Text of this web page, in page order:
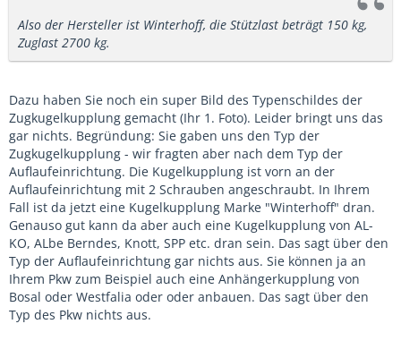
Also der Hersteller ist Winterhoff, die Stützlast beträgt 150 kg,
Zuglast 2700 kg.
Dazu haben Sie noch ein super Bild des Typenschildes der
Zugkugelkupplung gemacht (Ihr 1. Foto). Leider bringt uns das
gar nichts. Begründung: Sie gaben uns den Typ der
Zugkugelkupplung - wir fragten aber nach dem Typ der
Auflaufeinrichtung. Die Kugelkupplung ist vorn an der
Auflaufeinrichtung mit 2 Schrauben angeschraubt. In Ihrem
Fall ist da jetzt eine Kugelkupplung Marke "Winterhoff" dran.
Genauso gut kann da aber auch eine Kugelkupplung von AL-
KO, ALbe Berndes, Knott, SPP etc. dran sein. Das sagt über den
Typ der Auflaufeinrichtung gar nichts aus. Sie können ja an
Ihrem Pkw zum Beispiel auch eine Anhängerkupplung von
Bosal oder Westfalia oder oder anbauen. Das sagt über den
Typ des Pkw nichts aus.